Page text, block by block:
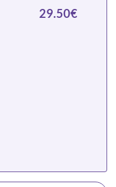
29.50€
Choisir